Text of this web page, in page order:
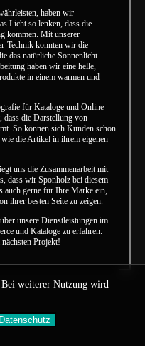
haben wir
Licht so lenken, dass die
kommen. Mit unserer
Technik konnten wir die
das natürliche Sonnenlicht
haben wir eine helle,
in einem warmen und
für Kataloge und Online-
dass die Darstellung von
So können sich Kunden schon
die Artikel in ihrem eigenen
uns die Zusammenarbeit mit
dass wir Sponholz bei diesem
auch gerne für Ihre Marke ein,
ihrer besten Seite zu zeigen.
unsere Dienstleistungen im
und Kataloge zu erfahren.
Projekt!
Bei weiterer Nutzung wird
Datenschutz